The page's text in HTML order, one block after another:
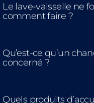
Le lave-vaisselle ne
comment faire ?
Qu’est-ce qu’un
concerné ?
Quels produits